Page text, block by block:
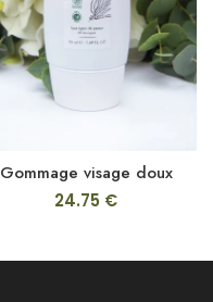
Gommage visage doux
24.75 €